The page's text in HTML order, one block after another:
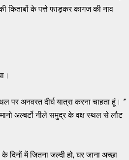
किताबों के पत्ते फाड़कर कागज की नाव
अनवरत दीर्घ यात्रा करना चाहता हूं। ”
अल्बर्टो नीले समुद्र के वक्ष स्थल से लौट
दिनों में जितना जल्दी हो, घर जाना अच्छा